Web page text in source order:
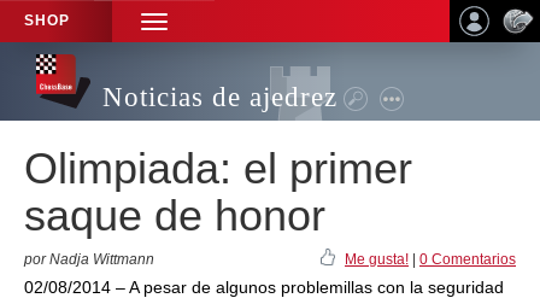
SHOP
TOGGLE
NAVIGATION
Noticias de ajedrez
Olimpiada: el primer
saque de honor
por Nadja Wittmann Me gusta! 0 Comentarios
02/08/2014 – A pesar de algunos problemillas con la seguridad